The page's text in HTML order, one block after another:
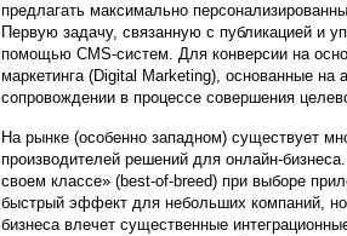
предлагать максимально
Первую задачу, связанную с публикацией и
помощью CMS-систем. Для конверсии на
маркетинга (Digital Marketing), основанные на
сопровождении в процессе совершения
На рынке (особенно западном) существует
производителей решений для онлайн-
своем классе» (best-of-breed) при выборе
быстрый эффект для небольших компаний, но
бизнеса влечет существенные